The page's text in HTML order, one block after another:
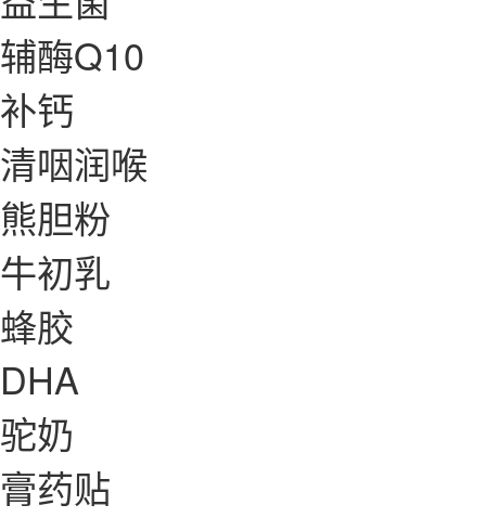
辅酶Q10
补钙
清咽润喉
熊胆粉
牛初乳
蜂胶
DHA
驼奶
膏药贴